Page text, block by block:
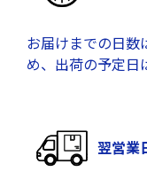
お届けまでの日数
め、出荷の予定日
翌営業